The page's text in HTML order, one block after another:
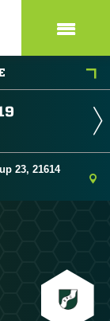
23, 21614